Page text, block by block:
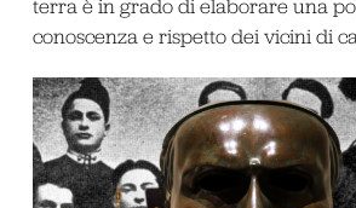
terra è in grado di elaborare una
conoscenza e rispetto dei vicini di